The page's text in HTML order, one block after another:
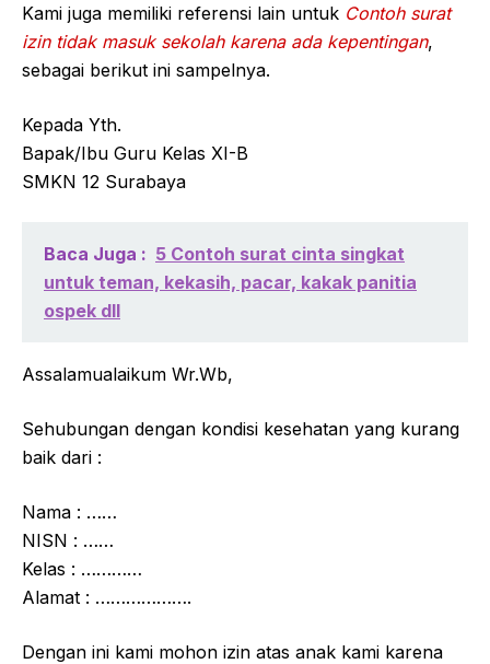
Kami juga memiliki referensi lain untuk Contoh surat
izin tidak masuk sekolah karena ada kepentingan,
sebagai berikut ini sampelnya.
Kepada Yth.
Bapak/Ibu Guru Kelas XI-B
SMKN 12 Surabaya
Baca Juga : 5 Contoh surat cinta singkat
untuk teman, kekasih, pacar, kakak panitia
ospek dll
Assalamualaikum Wr.Wb,
Sehubungan dengan kondisi kesehatan yang kurang
baik dari :
Nama : ……
NISN : ……
Kelas : …………
Alamat : ……………….
Dengan ini kami mohon izin atas anak kami karena